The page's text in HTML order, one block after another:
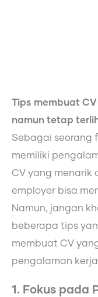
Tips membuat
namun tetap
Sebagai seorang
memiliki
CV yang menarik
employer bisa
Namun, jangan
beberapa tips
membuat CV
pengalaman
1. Fokus pada